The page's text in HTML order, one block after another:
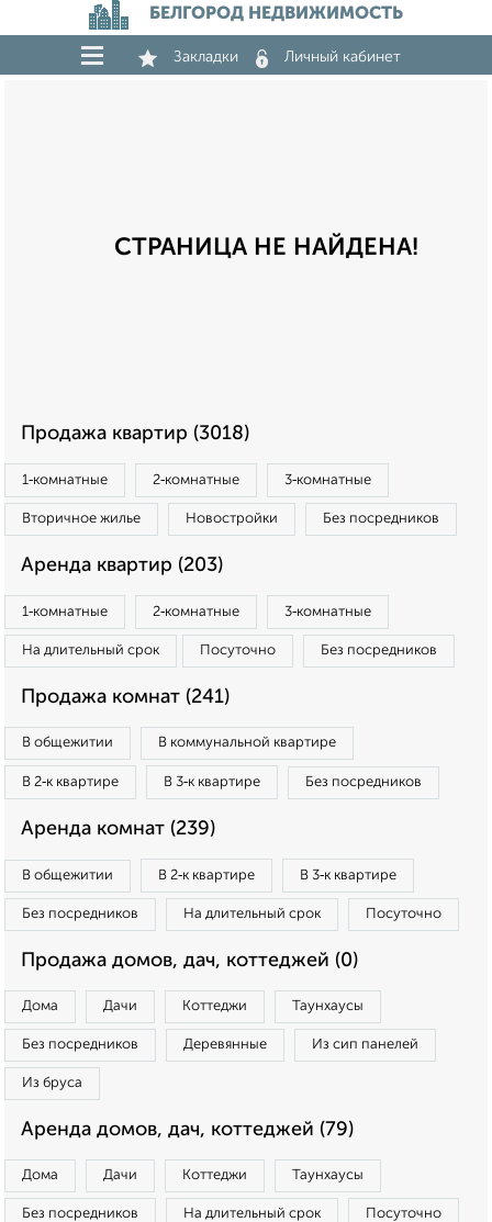
БЕЛГОРОД НЕДВИЖИМОСТЬ
Закладки Личный кабинет
СТРАНИЦА НЕ НАЙДЕНА!
Продажа квартир (3018)
1‑комнатные 2‑комнатные 3‑комнатные
Вторичное жилье Новостройки Без посредников
Аренда квартир (203)
1‑комнатные 2‑комнатные 3‑комнатные
На длительный срок Посуточно Без посредников
Продажа комнат (241)
В общежитии В коммунальной квартире
В 2‑к квартире В 3‑к квартире Без посредников
Аренда комнат (239)
В общежитии В 2‑к квартире В 3‑к квартире
Без посредников На длительный срок Посуточно
Продажа домов, дач, коттеджей (0)
Дома Дачи Коттеджи Таунхаусы
Без посредников Деревянные Из сип панелей
Из бруса
Аренда домов, дач, коттеджей (79)
Дома Дачи Коттеджи Таунхаусы
Без посредников На длительный срок Посуточно